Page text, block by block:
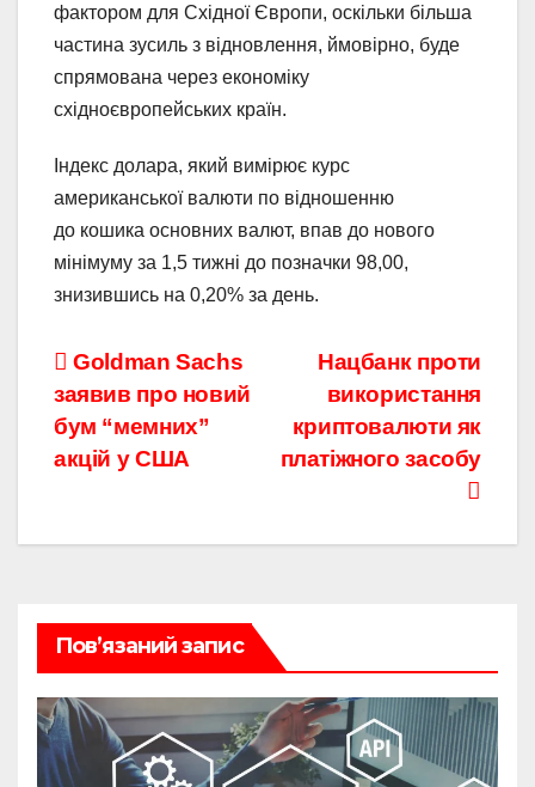
фактором для Східної Європи, оскільки більша
частина зусиль з відновлення, ймовірно, буде
спрямована через економіку
східноєвропейських країн.
Індекс долара, який вимірює курс
американської валюти по відношенню
до кошика основних валют, впав до нового
мінімуму за 1,5 тижні до позначки 98,00,
знизившись на 0,20% за день.
Навігація
записів
Нацбанк проти
використання
криптовалюти як
платіжного засобу
Goldman Sachs
заявив про новий
бум “мемних”
акцій у США
Пов’язаний запис